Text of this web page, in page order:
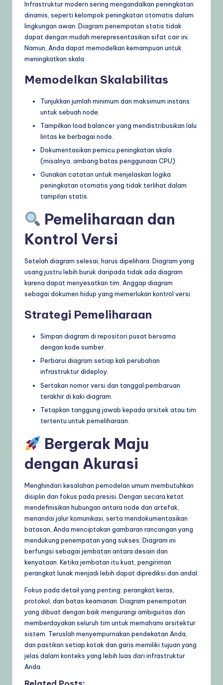
Infrastruktur modern sering mengandalkan peningkatan
dinamis, seperti kelompok peningkatan otomatis dalam
lingkungan awan. Diagram penempatan statis tidak
dapat dengan mudah merepresentasikan sifat cair ini.
Namun, Anda dapat memodelkan kemampuan untuk
meningkatkan skala.
Memodelkan Skalabilitas
Tunjukkan jumlah minimum dan maksimum instans
untuk sebuah node.
Tampilkan load balancer yang mendistribusikan lalu
lintas ke berbagai node.
Dokumentasikan pemicu peningkatan skala
(misalnya, ambang batas penggunaan CPU).
Gunakan catatan untuk menjelaskan logika
peningkatan otomatis yang tidak terlihat dalam
tampilan statis.
Pemeliharaan dan
Kontrol Versi
Setelah diagram selesai, harus dipelihara. Diagram yang
usang justru lebih buruk daripada tidak ada diagram
karena dapat menyesatkan tim. Anggap diagram
sebagai dokumen hidup yang memerlukan kontrol versi.
Strategi Pemeliharaan
Simpan diagram di repositori pusat bersama
dengan kode sumber.
Perbarui diagram setiap kali perubahan
infrastruktur dideploy.
Sertakan nomor versi dan tanggal pembaruan
terakhir di kaki diagram.
Tetapkan tanggung jawab kepada arsitek atau tim
tertentu untuk pemeliharaan.
Bergerak Maju
dengan Akurasi
Menghindari kesalahan pemodelan umum membutuhkan
disiplin dan fokus pada presisi. Dengan secara ketat
mendefinisikan hubungan antara node dan artefak,
menandai jalur komunikasi, serta mendokumentasikan
batasan, Anda menciptakan gambaran rancangan yang
mendukung penempatan yang sukses. Diagram ini
berfungsi sebagai jembatan antara desain dan
kenyataan. Ketika jembatan itu kuat, pengiriman
perangkat lunak menjadi lebih dapat diprediksi dan andal.
Fokus pada detail yang penting: perangkat keras,
protokol, dan batas keamanan. Diagram penempatan
yang dibuat dengan baik mengurangi ambiguitas dan
memberdayakan seluruh tim untuk memahami arsitektur
sistem. Teruslah menyempurnakan pendekatan Anda,
dan pastikan setiap kotak dan garis memiliki tujuan yang
jelas dalam konteks yang lebih luas dari infrastruktur
Anda.